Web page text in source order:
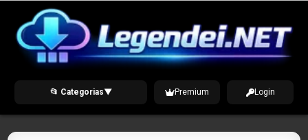
content
📂 Categorias▼ Premium Login